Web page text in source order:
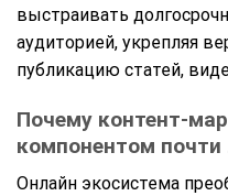
выстраивать
аудиторией, укрепляя
публикацию статей,
Почему контент-
компонентом
Онлайн экосистема